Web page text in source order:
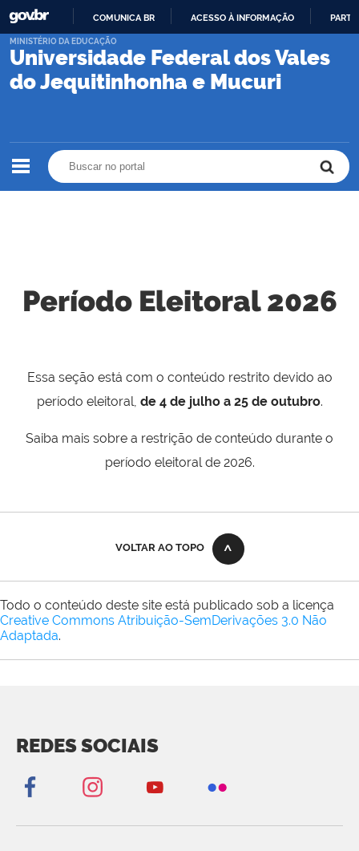
PARA
CONTEÚDO
COMUNICA BR ACESSO À INFORMAÇÃO
Universidade Federal dos Vales
do Jequitinhonha e Mucuri
MINISTÉRIO DA EDUCAÇÃO
Período Eleitoral 2026
Essa seção está com o conteúdo restrito devido ao
período eleitoral, de 4 de julho a 25 de outubro.
Saiba mais sobre a restrição de conteúdo durante o
período eleitoral de 2026.
VOLTAR AO TOPO
Todo o conteúdo deste site está publicado sob a licença
Creative Commons Atribuição-SemDerivações 3.0 Não
Adaptada.
REDES SOCIAIS